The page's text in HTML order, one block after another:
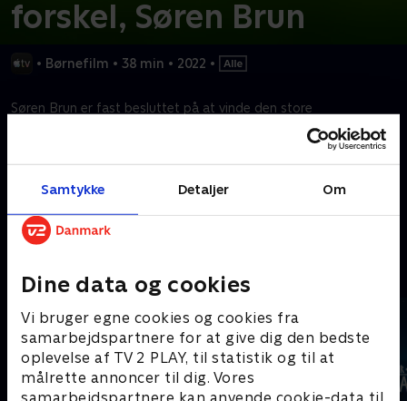
Samtykke Detaljer Om
Dine data og cookies
Vi bruger egne cookies og cookies fra
samarbejdspartnere for at give dig den bedste
oplevelse af TV 2 PLAY, til statistik og til at
målrette annoncer til dig. Vores
forskel, Søren Brun
• Børnefilm • 38 min • 2022 •
Søren Brun er fast besluttet på at vinde den store
baseballkamp, men lige inden kampstart ender det hele i en
fiasko, da Nina knytter et tæt bånd til en lille blomst på banen
Kræver tilkøb
Mere indhold fra Apple TV